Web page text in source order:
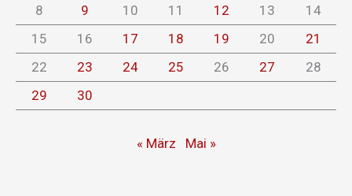
8
9 10 11 12 13
14
15
16 17 18 19 20
21
22
23 24 25 26 27
28
29
30
« März Mai »